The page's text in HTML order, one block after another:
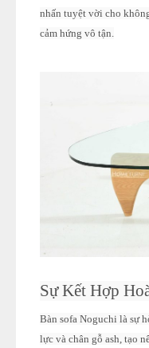
nhấn tuyệt vời cho
cảm hứng vô tận.
Sự Kết Hợp
Bàn sofa Noguchi là sự
lực và chân gỗ ash, tạo